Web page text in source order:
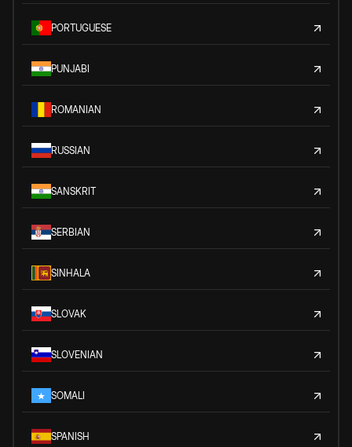
PORTUGUESE
PUNJABI
ROMANIAN
RUSSIAN
SANSKRIT
SERBIAN
SINHALA
SLOVAK
SLOVENIAN
SOMALI
SPANISH